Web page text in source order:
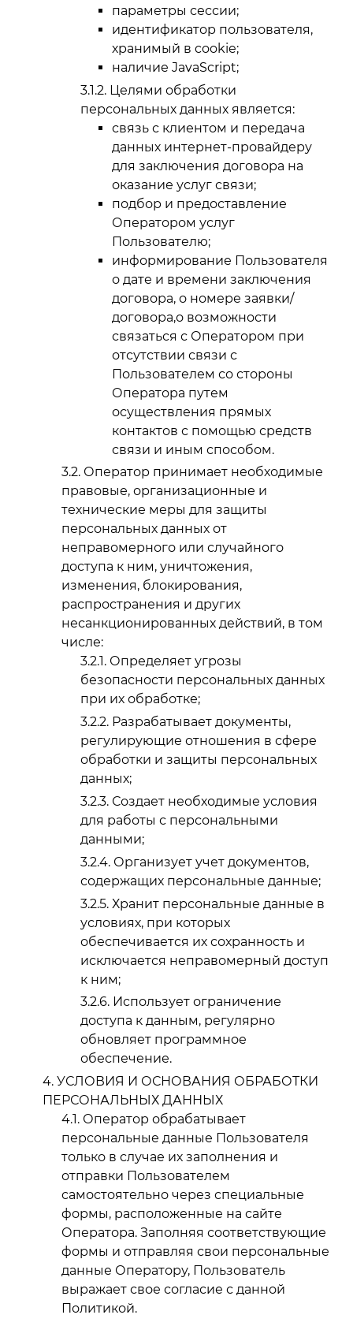
параметры сессии;
идентификатор пользователя,
хранимый в cookie;
наличие JavaScript;
Целями обработки
персональных данных является:
связь с клиентом и передача
данных интернет-провайдеру
для заключения договора на
оказание услуг связи;
подбор и предоставление
Оператором услуг
Пользователю;
информирование Пользователя
о дате и времени заключения
договора, о номере заявки/
договора,о возможности
связаться с Оператором при
отсутствии связи с
Пользователем со стороны
Оператора путем
осуществления прямых
контактов с помощью средств
связи и иным способом.
Оператор принимает необходимые
правовые, организационные и
технические меры для защиты
персональных данных от
неправомерного или случайного
доступа к ним, уничтожения,
изменения, блокирования,
распространения и других
несанкционированных действий, в том
числе:
Определяет угрозы
безопасности персональных данных
при их обработке;
Разрабатывает документы,
регулирующие отношения в сфере
обработки и защиты персональных
данных;
Создает необходимые условия
для работы с персональными
данными;
Организует учет документов,
содержащих персональные данные;
Хранит персональные данные в
условиях, при которых
обеспечивается их сохранность и
исключается неправомерный доступ
к ним;
Использует ограничение
доступа к данным, регулярно
обновляет программное
обеспечение.
УСЛОВИЯ И ОСНОВАНИЯ ОБРАБОТКИ
ПЕРСОНАЛЬНЫХ ДАННЫХ
Оператор обрабатывает
персональные данные Пользователя
только в случае их заполнения и
отправки Пользователем
самостоятельно через специальные
формы, расположенные на сайте
Оператора. Заполняя соответствующие
формы и отправляя свои персональные
данные Оператору, Пользователь
выражает свое согласие с данной
Политикой.